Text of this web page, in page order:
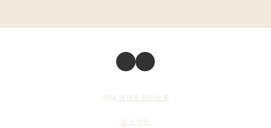
商舖 退貨及退款政策
提出意見